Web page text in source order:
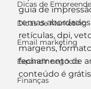
Dicas de
Dicas de Marketing
Email marketing
Expandir negócio
Finanças
guia de
temas
retículas, dpi,
margens,
fechamento de
conteúdo é